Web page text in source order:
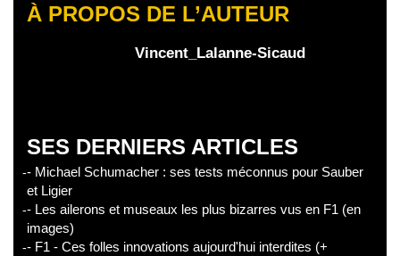
À PROPOS DE L’AUTEUR
Vincent_Lalanne-Sicaud
SES DERNIERS ARTICLES
- Michael Schumacher : ses tests méconnus pour Sauber
et Ligier
- Les ailerons et museaux les plus bizarres vus en F1 (en
images)
- F1 - Ces folles innovations aujourd'hui interdites (+